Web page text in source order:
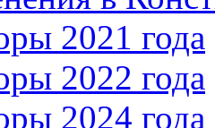
2021 года
2022 года
2024 года